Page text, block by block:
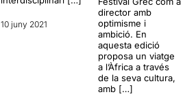
10 juny 2021
director amb
optimisme i
ambició. En
aquesta edició
proposa un viatge
a l’Àfrica a través
de la seva cultura,
amb […]